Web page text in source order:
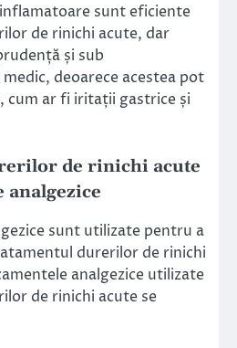
sunt eficiente
de rinichi acute, dar
și sub
deoarece acestea pot
cum ar fi iritații gastrice și
de rinichi acute
analgezice
sunt utilizate pentru a
durerilor de rinichi
analgezice utilizate
de rinichi acute se